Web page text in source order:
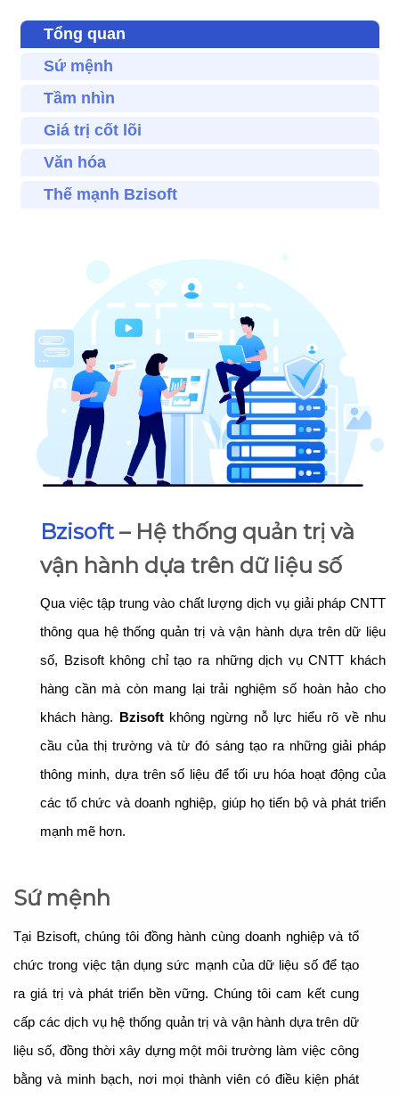
Tổng quan
Sứ mệnh
Tầm nhìn
Giá trị cốt lõi
Văn hóa
Thế mạnh Bzisoft
Bzisoft– Hệ thống quản trị và
vận hành dựa trên dữ liệu số
Qua việc tập trung vào chất lượng dịch vụ giải pháp CNTT
thông qua hệ thống quản trị và vận hành dựa trên dữ liệu
số, Bzisoft không chỉ tạo ra những dịch vụ CNTT khách
hàng cần mà còn mang lại trải nghiệm số hoàn hảo cho
khách hàng. Bzisoft không ngừng nỗ lực hiểu rõ về nhu
cầu của thị trường và từ đó sáng tạo ra những giải pháp
thông minh, dựa trên số liệu để tối ưu hóa hoạt động của
các tổ chức và doanh nghiệp, giúp họ tiến bộ và phát triển
mạnh mẽ hơn.
Sứ mệnh
Tại Bzisoft, chúng tôi đồng hành cùng doanh nghiệp và tổ
chức trong việc tận dụng sức mạnh của dữ liệu số để tạo
ra giá trị và phát triển bền vững. Chúng tôi cam kết cung
cấp các dịch vụ hệ thống quản trị và vận hành dựa trên dữ
liệu số, đồng thời xây dựng một môi trường làm việc công
bằng và minh bạch, nơi mọi thành viên có điều kiện phát